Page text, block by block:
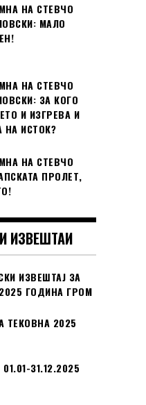
НА СТЕВЧО
МАЛО
НА СТЕВЧО
ЗА КОГО
И ИЗГРЕВА И
НА ИСТОК?
НА СТЕВЧО
ПРОЛЕТ,
ИЗВЕШТАИ
ИЗВЕШТАЈ ЗА
ГОДИНА ГРОМ
ТЕКОВНА 2025
31.12.2025